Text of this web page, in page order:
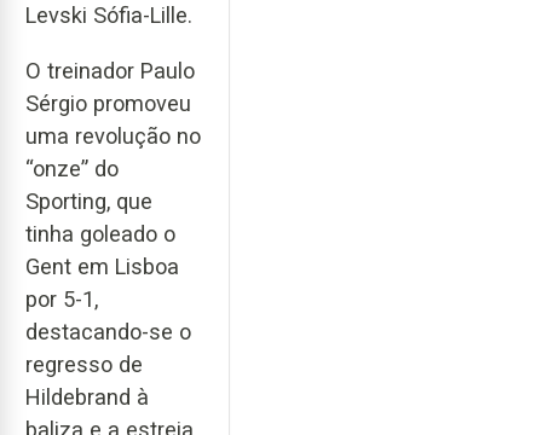
Levski Sófia-Lille.
O treinador Paulo
Sérgio promoveu
uma revolução no
“onze” do
Sporting, que
tinha goleado o
Gent em Lisboa
por 5-1,
destacando-se o
regresso de
Hildebrand à
baliza e a estreia